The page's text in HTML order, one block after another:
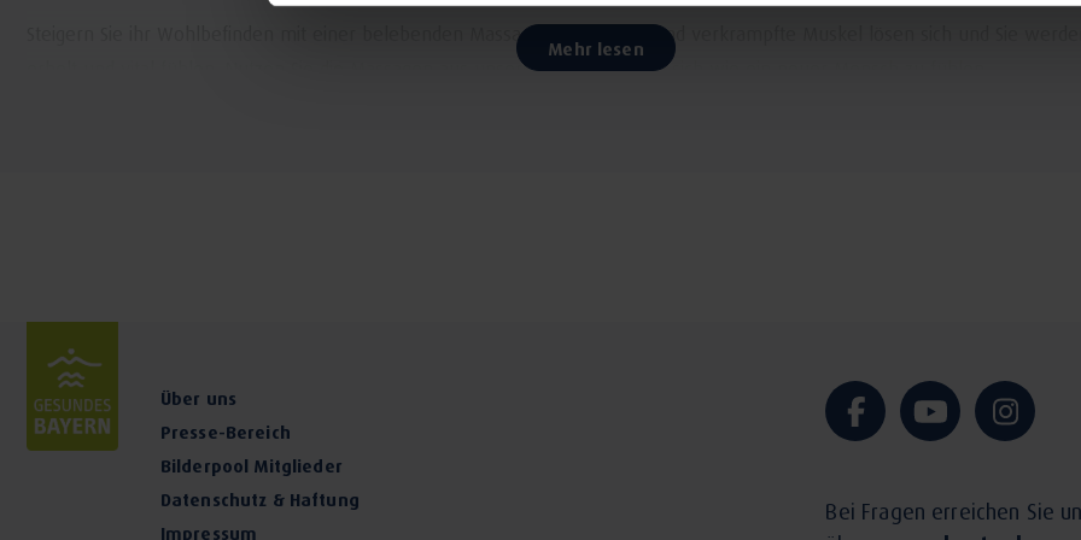
Steigern Sie ihr Wohlbefinden mit einer belebenden Massage. Verspannte und verkrampfte Muskel lösen sich und Sie
erholt und vital fühlen. Nutzen Sie die Massagen aus unserem Angebot, um sich wie ein neuer Mensch zu fühlen.
Lichtbad, machen Sie eine Atemtherapie oder nutzen Sie eines der weiteren Wärme- und Energie-Angebote.
Leistungsspektrum:
Massagen
Wärme- und Energieanwendungen
Mehr lesen
Über uns
Presse-Bereich
Bilderpool Mitglieder
Datenschutz & Haftung
Impressum
Bei Fragen erreichen Sie